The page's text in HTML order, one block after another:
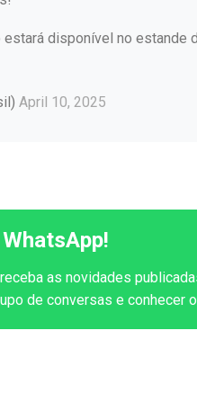
disponível no estande
April 10, 2025
as novidades
de conversas e conhecer